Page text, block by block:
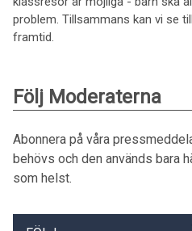
problem. Tillsammans kan vi se
framtid.
Följ Moderaterna
Abonnera på våra
behövs och den används bara
som helst.